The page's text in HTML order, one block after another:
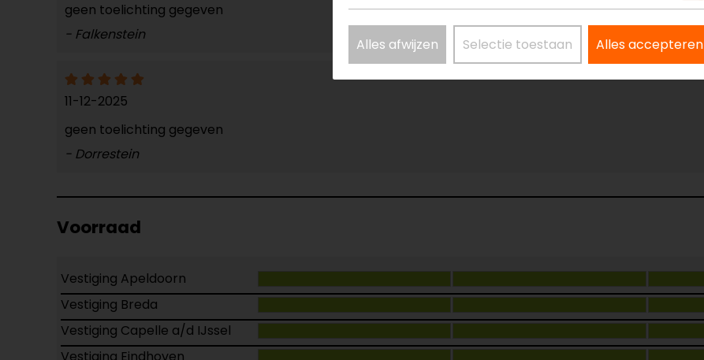
geen toelichting gegeven
- Falkenstein
11-12-2025
geen toelichting gegeven
- Dorrestein
Voorraad
Vestiging Apeldoorn
Vestiging Breda
Vestiging Capelle a/d IJssel
Vestiging Eindhoven
Alles afwijzen Selectie toestaan Alles accepteren